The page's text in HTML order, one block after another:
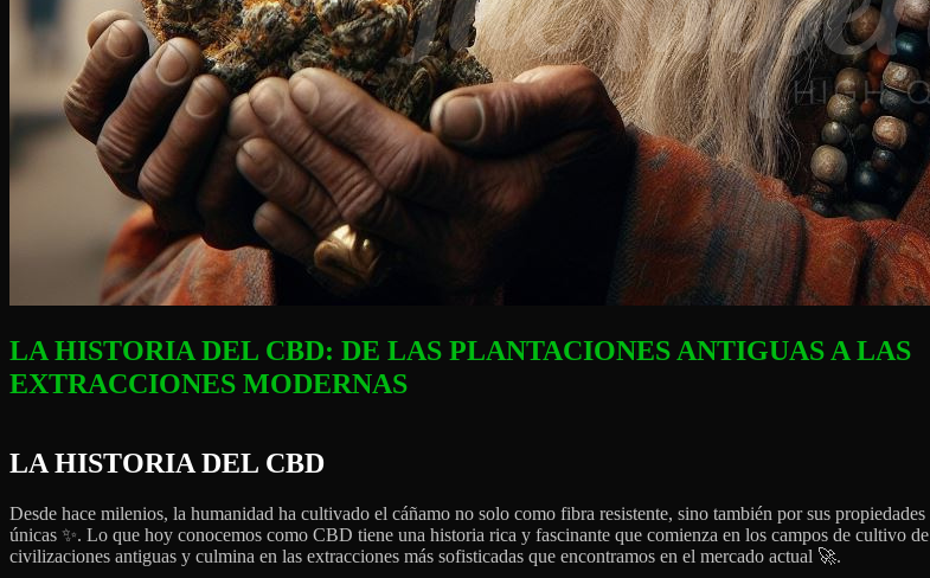
LA HISTORIA DEL CBD: DE LAS PLANTACIONES ANTIGUAS A LAS
EXTRACCIONES MODERNAS
LA HISTORIA DEL CBD
Desde hace milenios, la humanidad ha cultivado el cáñamo no solo como fibra resistente, sino también por sus propiedades
únicas ✨. Lo que hoy conocemos como CBD tiene una historia rica y fascinante que comienza en los campos de cultivo de
civilizaciones antiguas y culmina en las extracciones más sofisticadas que encontramos en el mercado actual 🚀.